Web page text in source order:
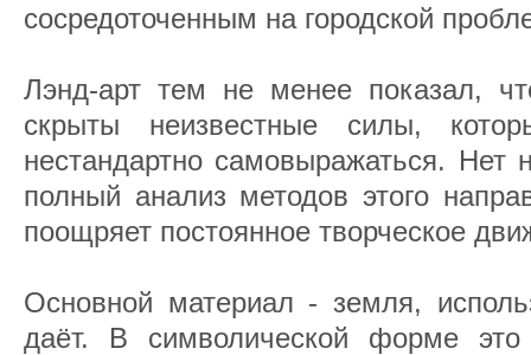
сосредоточенным на городской
Лэнд-арт тем не менее показал,
скрыты неизвестные силы,
нестандартно самовыражаться. Нет
полный анализ методов этого
поощряет постоянное творческое
Основной материал - земля,
даёт. В символической форме это